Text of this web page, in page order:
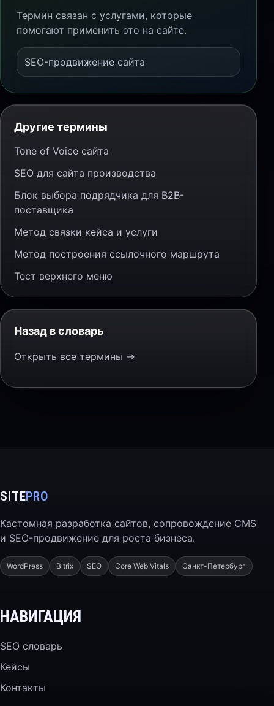
Термин связан с услугами, которые
помогают применить это на сайте.
SEO-продвижение сайта
Другие термины
Tone of Voice сайта
SEO для сайта производства
Блок выбора подрядчика для B2B-
поставщика
Метод связки кейса и услуги
Метод построения ссылочного маршрута
Тест верхнего меню
Назад в словарь
Открыть все термины →
SITEPRO
Кастомная разработка сайтов, сопровождение CMS
и SEO-продвижение для роста бизнеса.
WordPress Bitrix SEO Core Web Vitals Санкт-Петербург
НАВИГАЦИЯ
SEO словарь
Кейсы
Контакты